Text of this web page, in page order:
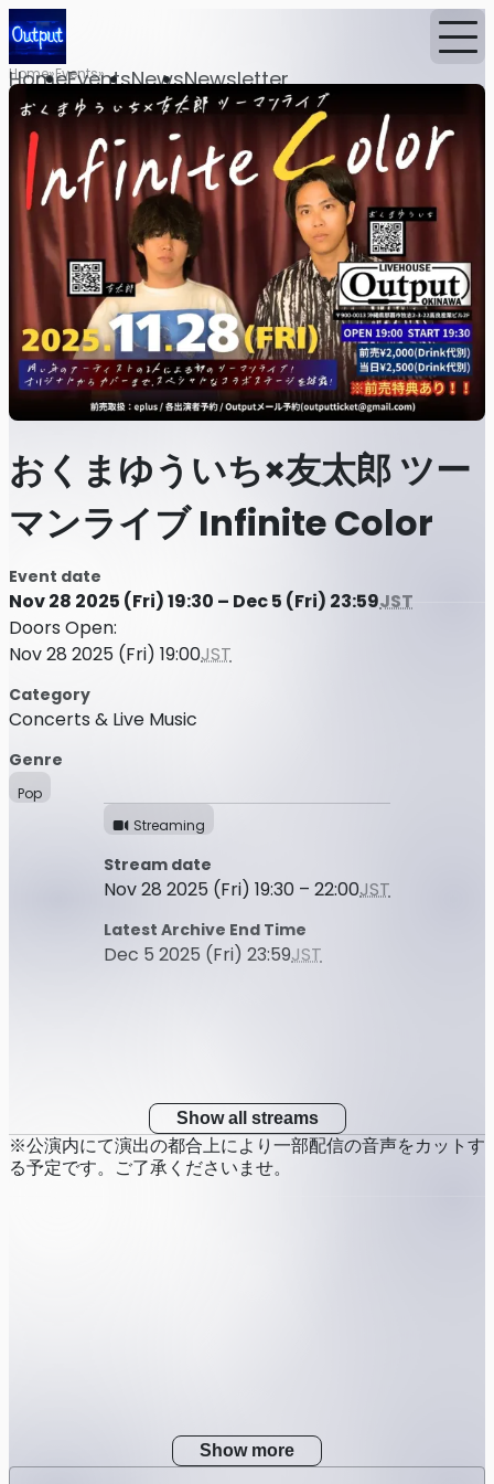
HomeEventsNewsNewsletter
Home Events
おくまゆういち×友太郎 ツー
マンライブ Infinite Color
Event date
Nov 28 2025 (Fri) 19:30 – Dec 5 (Fri) 23:59JST
Doors Open:
Nov 28 2025 (Fri) 19:00JST
Category
Concerts & Live Music
Genre
Pop
Streaming
Stream date
Nov 28 2025 (Fri) 19:30 – 22:00JST
Latest Archive End Time
Dec 5 2025 (Fri) 23:59JST
Show all streams
※公演内にて演出の都合上により一部配信の音声をカットす
る予定です。ご了承くださいませ。
Show more